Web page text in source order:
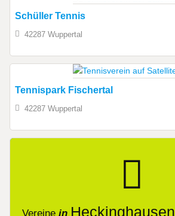
Schüller Tennis
42287 Wuppertal
Tennispark Fischertal
42287 Wuppertal
Vereine in Heckinghausen